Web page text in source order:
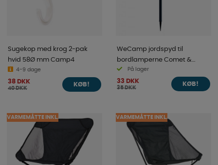
Sugekop med krog 2-pak
hvid 58Ø mm Camp4
4-9 dage
38 DKK
40 DKK
KØB!
WeCamp jordspyd til
bordlamperne Comet &
Cosmo B1
På lager
33 DKK
35 DKK
KØB!
VARMEMÅTTE INKL. VARMEMÅTTE INKL.